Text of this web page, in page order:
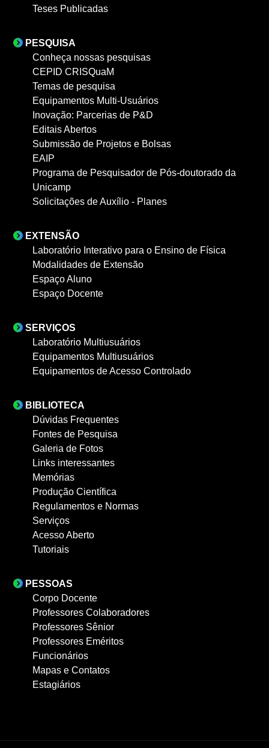
Teses Publicadas
PESQUISA
Conheça nossas pesquisas
CEPID CRISQuaM
Temas de pesquisa
Equipamentos Multi-Usuários
Inovação: Parcerias de P&D
Editais Abertos
Submissão de Projetos e Bolsas
EAIP
Programa de Pesquisador de Pós-doutorado da
Unicamp
Solicitações de Auxílio - Planes
EXTENSÃO
Laboratório Interativo para o Ensino de Física
Modalidades de Extensão
Espaço Aluno
Espaço Docente
SERVIÇOS
Laboratório Multiusuários
Equipamentos Multiusuários
Equipamentos de Acesso Controlado
BIBLIOTECA
Dúvidas Frequentes
Fontes de Pesquisa
Galeria de Fotos
Links interessantes
Memórias
Produção Científica
Regulamentos e Normas
Serviços
Acesso Aberto
Tutoriais
PESSOAS
Corpo Docente
Professores Colaboradores
Professores Sênior
Professores Eméritos
Funcionários
Mapas e Contatos
Estagiários